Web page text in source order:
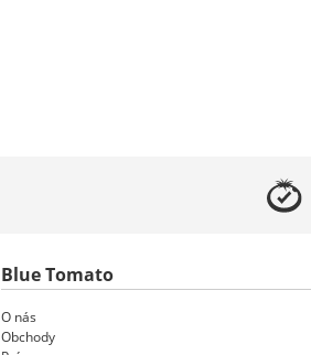
Blue Tomato
O nás
Obchody